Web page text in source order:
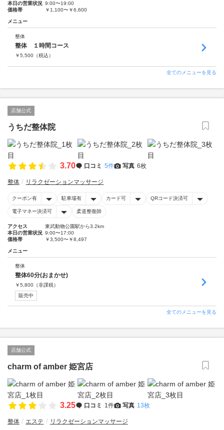
本日の営業状況 9:00〜19:00
価格帯
￥1,100〜￥6,600
メニュー
整体
整体 １時間コース
￥5,500 （税込）
全てのメニューを見る
店舗公式
うちだ整体院
3.70 口コミ 5件 写真 6枚
整体 リラクゼーションマッサージ
クーポン有 駐車場有 カード可 QRコード決済可
電子マネー決済可 柔道整復師
アクセス
東武動物公園駅から3.2km
本日の営業状況 9:00〜17:00
価格帯
￥3,500〜￥8,497
メニュー
整体
整体60分(おまかせ)
￥5,800 （非課税）
販売中
全てのメニューを見る
店舗公式
charm of amber 姫宮店
3.25 口コミ 1件 写真 13枚
整体 エステ リラクゼーションマッサージ